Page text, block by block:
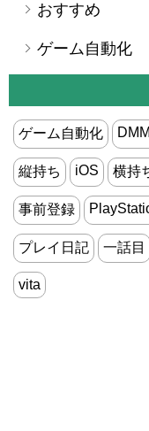
おすすめ
ゲーム自動化
ゲーム自動化
縦持ち iOS 横持
事前登録
プレイ日記 一話目
vita